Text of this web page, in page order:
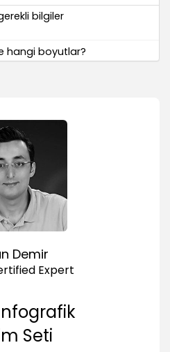
bilgiler
hangi boyutlar?
seçmek
bulmak
Demir
Expert
Seti